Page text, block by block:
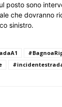
posto sono
che dovranno
sinistro.